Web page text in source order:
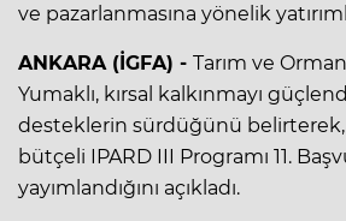
ve pazarlanmasına yönelik
ANKARA (İGFA) - Tarım ve
Yumaklı, kırsal kalkınmayı
desteklerin sürdüğünü
bütçeli IPARD III Programı 11.
yayımlandığını açıkladı.